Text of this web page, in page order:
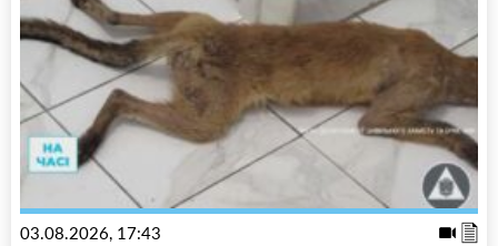
03.08.2026, 17:43